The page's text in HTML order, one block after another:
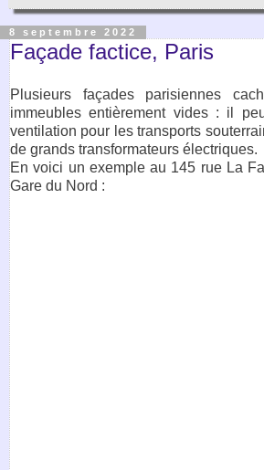
8 septembre 2022
Façade factice, Paris
Plusieurs façades parisiennes
immeubles entièrement vides : il
ventilation pour les transports
de grands transformateurs électriques.
En voici un exemple au 145 rue La
Gare du Nord :